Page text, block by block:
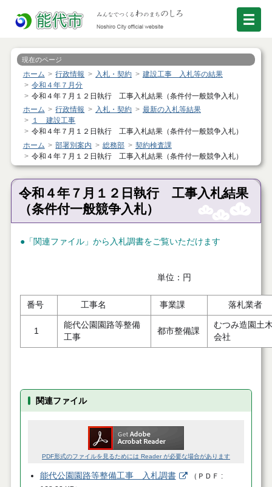
現在のページ
ホーム 行政情報 入札・契約
建設工事 入札等の結果
令和４年７月分
令和４年７月１２日執行 工事入札結果（条件付一般競争入札）
ホーム
行政情報 入札・契約
最新の入札等結果
１ 建設工事
令和４年７月１２日執行 工事入札結果（条件付一般競争入札）
ホーム
部署別案内 総務部
契約検査課
令和４年７月１２日執行 工事入札結果（条件付一般競争入札）
令和４年７月１２日執行 工事入札結果
（条件付一般競争入札）
●「関連ファイル」から入札調書をご覧いただけます
単位：円
番号 工事名 事業課 落札業者
1
能代公園園路等整備
工事
都市整備課
むつみ造園土
会社
関連ファイル
PDF形式のファイルを見るためには Reader が必要な場合があります
能代公園園路等整備工事 入札調書 （ ＰＤＦ